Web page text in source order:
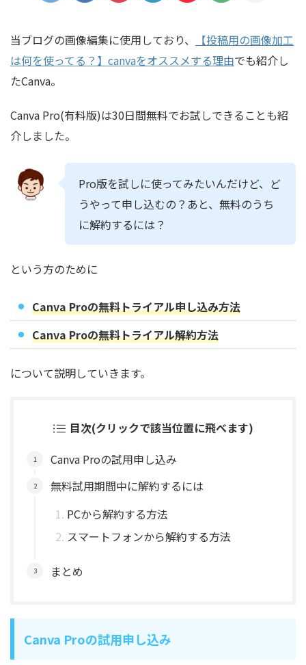
当ブログの画像編集に使用しており、
【投稿用の画像加工
は何を使ってる？】canvaをオススメする理由でも紹介し
たCanva。
Canva Pro(有料版)は30日間無料でお試しできることも紹
介しました。
Pro版を試しに使ってみたいんだけど、ど
うやって申し込むの？あと、無料のうち
に解約するには？
という方のために
Canva Proの無料トライアル申し込み方法
Canva Proの無料トライアル解約方法
について説明していきます。
目次(クリックで該当位置に飛べます)
Canva Proの試用申し込み
無料試用期間中に解約するには
PCから解約する方法
スマートフォンから解約する方法
まとめ
Canva Proの試用申し込み